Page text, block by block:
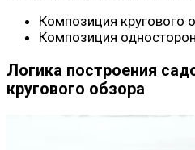
Композиция кругового
Композиция
Логика построения
кругового обзора